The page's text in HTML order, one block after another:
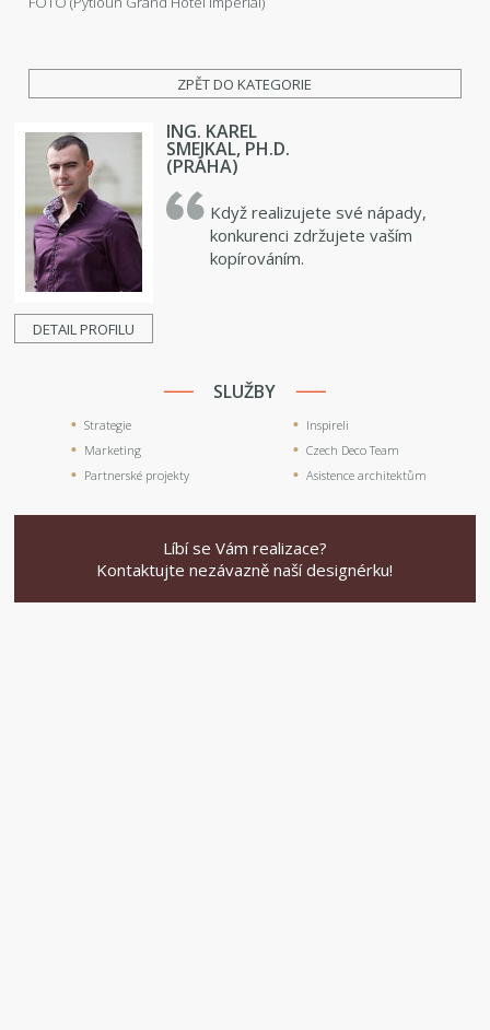
ZPĚT DO KATEGORIE
DETAIL PROFILU
ING. KAREL
SMEJKAL, PH.D.
(PRAHA)
Když realizujete své nápady,
konkurenci zdržujete vaším
kopírováním.
SLUŽBY
Strategie
Marketing
Partnerské projekty
Inspireli
Czech Deco Team
Asistence architektům
Líbí se Vám realizace?
Kontaktujte nezávazně naší designérku!